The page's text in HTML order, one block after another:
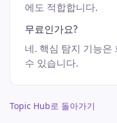
에도 적합합니다.
무료인가요?
네. 핵심 탐지 기능은
수 있습니다.
Topic Hub로 돌아가기